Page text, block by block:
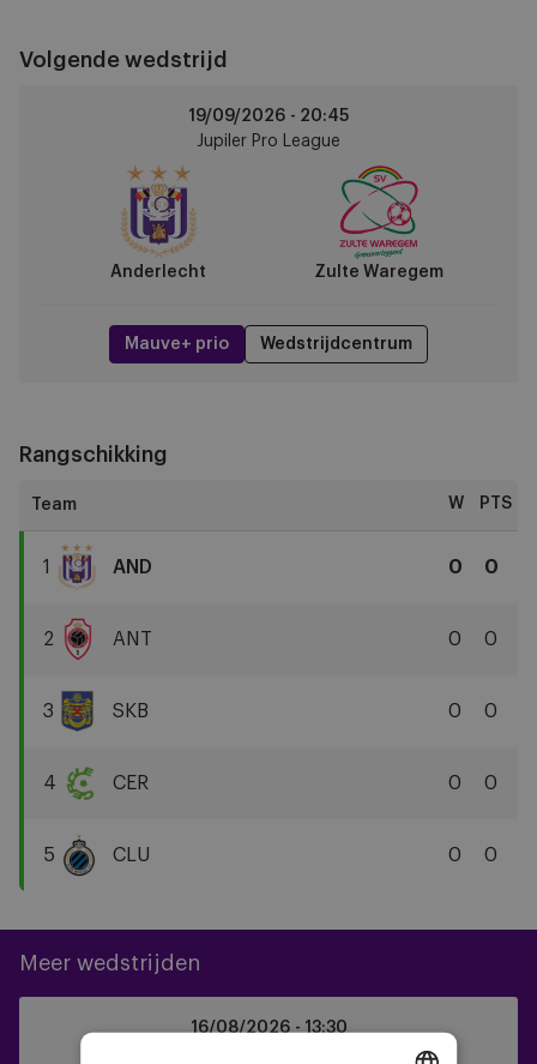
Volgende wedstrijd
19/09/2026 - 20:45
Jupiler Pro League
Anderlecht Zulte Waregem
Mauve+ prio Wedstrijdcentrum
Rangschikking
W PTS
1
Anderlecht
AND 0 0
2
Antwerp
FC
ANT 0 0
3
Beveren
SKB 0 0
4
Brugge
KSV
CER 0 0
5
CLU 0 0
Meer wedstrijden
Beveren
16/08/2026 -13:30